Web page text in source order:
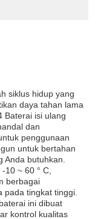
siklus hidup yang
daya tahan lama
Baterai isi ulang
dan
penggunaan
untuk bertahan
Anda butuhkan.
~ 60 ° C,
berbagai
pada tingkat tinggi.
ini dibuat
kontrol kualitas